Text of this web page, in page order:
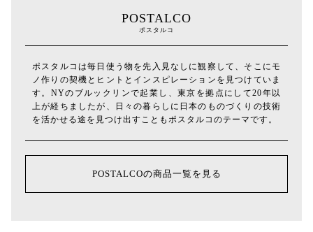
POSTALCO
ポスタルコ
ポスタルコは毎日使う物を先入見なしに観察して、そこにモ
ノ作りの契機とヒントとインスピレーションを見つけていま
す。NYのブルックリンで起業し、東京を拠点にして20年以
上が経ちましたが、日々の暮らしに日本のものづくりの技術
を活かせる途を見つけ出すこともポスタルコのテーマです。
POSTALCOの商品一覧を見る